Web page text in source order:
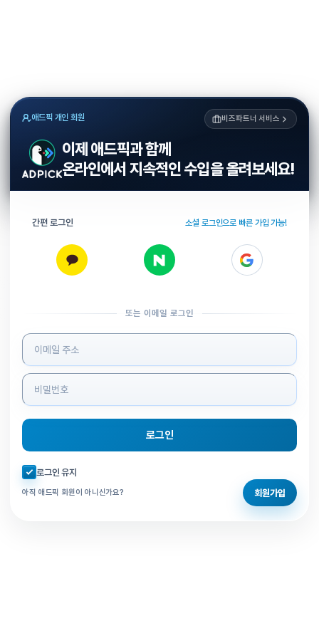
애드픽 개인 회원 비즈파트너 서비스
이제 애드픽과 함께
온라인에서 지속적인 수입을 올려보세요!
간편 로그인 소셜 로그인으로 빠른 가입 가능!
또는 이메일 로그인
로그인 정보 입력
로그인
자동로그인 체크
로그인 유지
아직 애드픽 회원이 아니신가요? 회원가입